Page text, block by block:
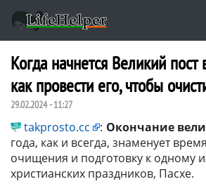
Когда начнется Великий
как провести его, чтобы
29.02.2024 - 11:27
takprosto.cc : Окончание
года, как и всегда, знаменует
очищения и подготовку к одному
христианских праздников, Пасхе.